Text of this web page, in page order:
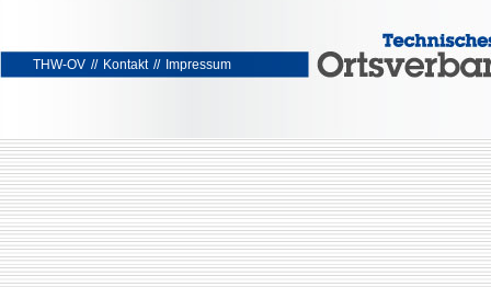
THW-OV // Kontakt // Impressum